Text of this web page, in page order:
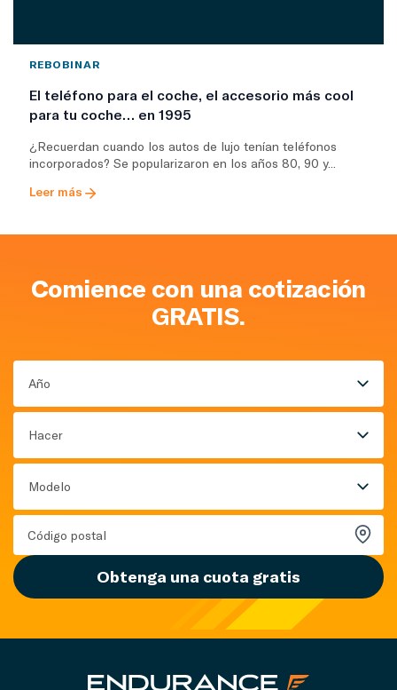
REBOBINAR
El teléfono para el coche, el accesorio más cool
para tu coche… en 1995
¿Recuerdan cuando los autos de lujo tenían teléfonos
incorporados? Se popularizaron en los años 80, 90 y...
Leer más
Comience con una cotización
GRATIS.
Año
Hacer
Modelo
Obtenga una cuota gratis